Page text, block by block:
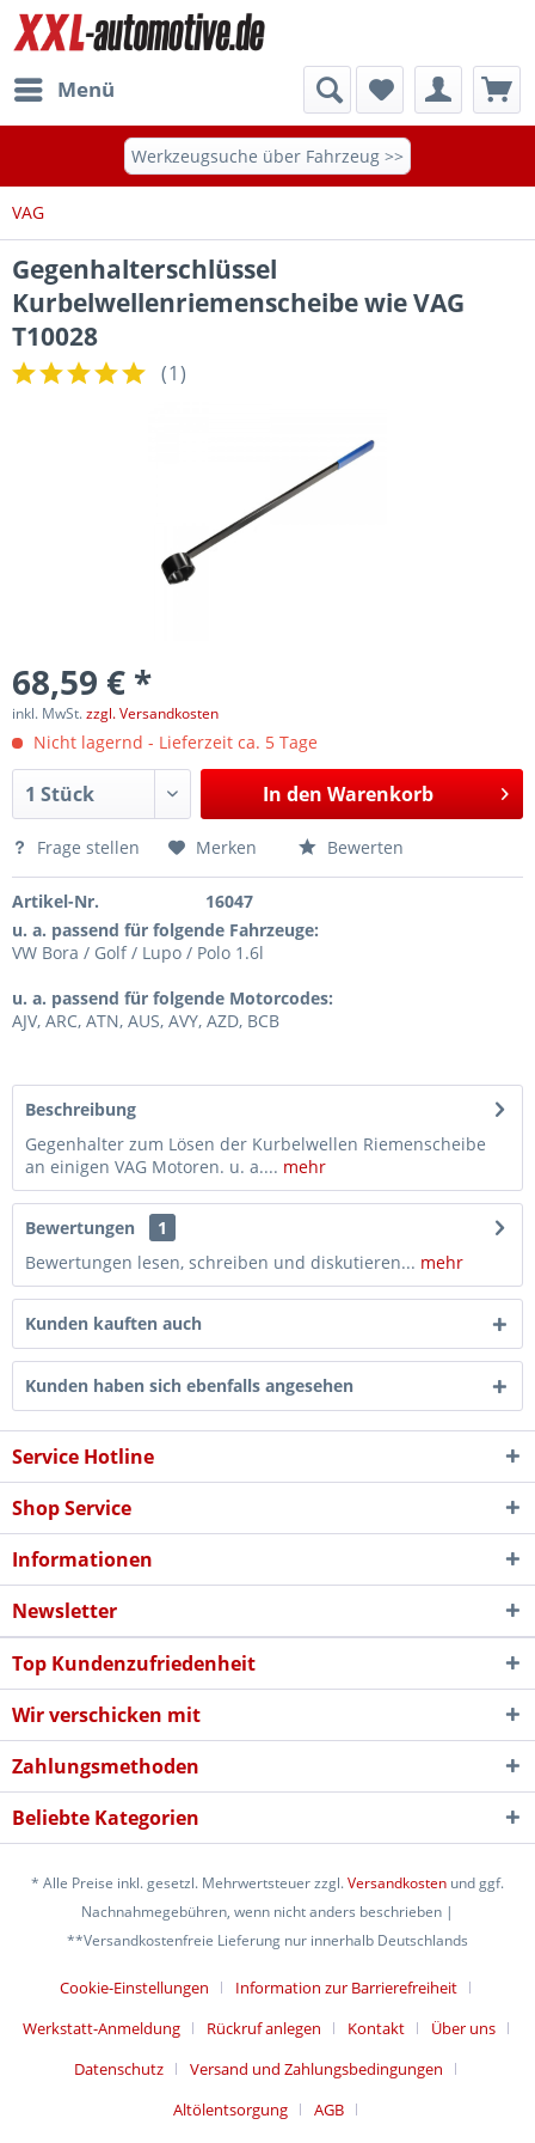
Menü
Werkzeugsuche über Fahrzeug >>
VAG
Gegenhalterschlüssel
Kurbelwellenriemenscheibe wie VAG
T10028
(1)
68,59 € *
inkl. MwSt.zzgl. Versandkosten
Nicht lagernd - Lieferzeit ca. 5 Tage
In den Warenkorb
Frage stellen Merken Bewerten
Artikel-Nr.
16047
u. a. passend für folgende Fahrzeuge:
VW Bora / Golf / Lupo / Polo 1.6l
u. a. passend für folgende Motorcodes:
AJV, ARC, ATN, AUS, AVY, AZD, BCB
Beschreibung
Gegenhalter zum Lösen der Kurbelwellen Riemenscheibe
an einigen VAG Motoren. u. a.... mehr
Bewertungen
1
Bewertungen lesen, schreiben und diskutieren... mehr
Kunden kauften auch
Kunden haben sich ebenfalls angesehen
Service Hotline
Shop Service
Informationen
Newsletter
Top Kundenzufriedenheit
Wir verschicken mit
Zahlungsmethoden
Beliebte Kategorien
* Alle Preise inkl. gesetzl. Mehrwertsteuer zzgl.Versandkosten und ggf.
Nachnahmegebühren, wenn nicht anders beschrieben |
**Versandkostenfreie Lieferung nur innerhalb Deutschlands
Cookie-Einstellungen
Information zur Barrierefreiheit
Werkstatt-Anmeldung
Rückruf anlegen Kontakt
Über uns
Datenschutz
Versand und Zahlungsbedingungen
Altölentsorgung
AGB